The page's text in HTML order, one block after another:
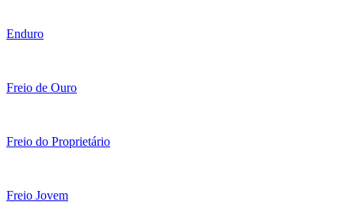
Enduro
Freio de Ouro
Freio do Proprietário
Freio Jovem